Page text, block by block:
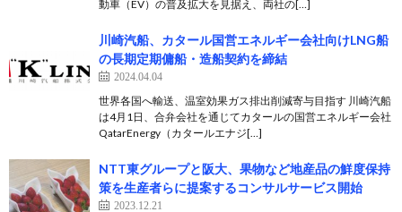
動車（EV）の普及拡大を見据え、両社の[…]
川崎汽船、カタール国営エネルギー会社向けLNG船
の長期定期傭船・造船契約を締結
2024.04.04
世界各国へ輸送、温室効果ガス排出削減寄与目指す 川崎汽船
は4月1日、合弁会社を通じてカタールの国営エネルギー会社
QatarEnergy（カタールエナジ[…]
NTT東グループと阪大、果物など地産品の鮮度保持
策を生産者らに提案するコンサルサービス開始
2023.12.21